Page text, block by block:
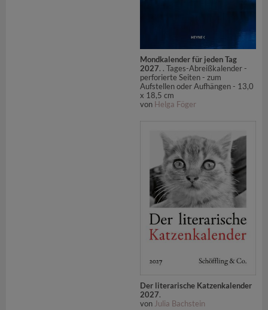
Mondkalender für jeden Tag
2027. . Tages-Abreißkalender -
perforierte Seiten - zum
Aufstellen oder Aufhängen - 13,0
x 18,5 cm
von Helga Föger
Der literarische Katzenkalender
2027.
von Julia Bachstein